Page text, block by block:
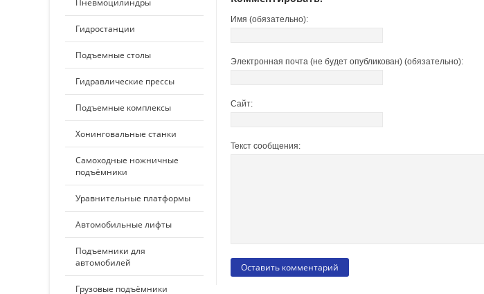
Имя (обязательно):
Электронная почта (не будет опубликован) (обязательно):
Сайт:
Текст сообщения:
Пневмоцилиндры
Гидростанции
Подъемные столы
Гидравлические прессы
Подъемные комплексы
Хонинговальные станки
Самоходные ножничные
подъёмники
Уравнительные платформы
Автомобильные лифты
Подъемники для
автомобилей
Грузовые подъёмники